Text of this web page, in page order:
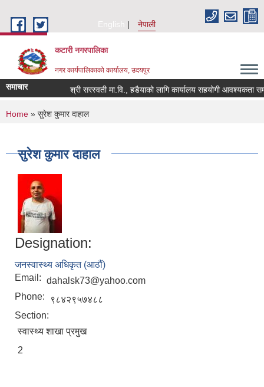
English
नेपाली
कटारी नगरपालिका
नगर कार्यपालिकाको कार्यालय, उदयपुर
समाचार श्री सरस्वती मा.वि., हडैयाको लागि कार्यालय सहयोगी आवश्यकता
You are here
Home » सुरेश कुमार दाहाल
सुरेश कुमार दाहाल
Designation:
जनस्वास्थ्य अधिकृत (आठौं)
Email: dahalsk73@yahoo.com
Phone:
९८४२९५७४८८
Section:
स्वास्थ्य शाखा प्रमुख
2